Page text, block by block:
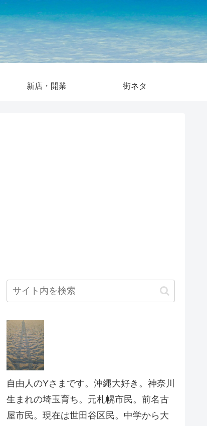
新店・開業 街ネタ
自由人のYさまです。沖縄大好き。神奈川
生まれの埼玉育ち。元札幌市民。前名古
屋市民。現在は世田谷区民。中学から大